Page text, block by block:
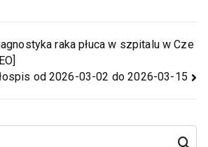
raka płuca w szpitalu w Cze
od 2026-03-02 do 2026-03-15
Szukaj